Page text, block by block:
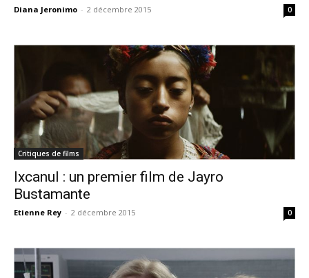
Diana Jeronimo - 2 décembre 2015 0
Critiques de films
Ixcanul : un premier film de Jayro
Bustamante
Etienne Rey - 2 décembre 2015 0